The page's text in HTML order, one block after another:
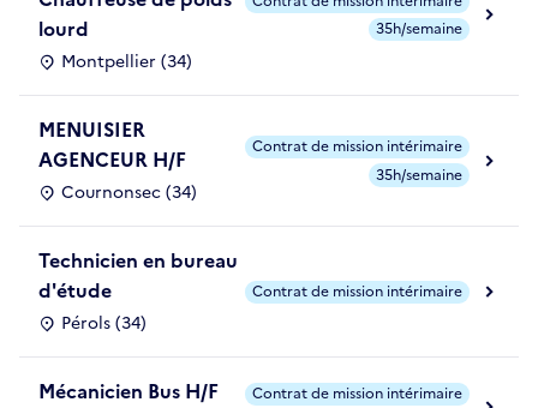
lourd
Montpellier (34)
35h/semaine
MENUISIER
AGENCEUR H/F
Cournonsec (34)
Contrat de mission intérimaire
35h/semaine
Technicien en bureau
d'étude
Pérols (34)
Contrat de mission intérimaire
Mécanicien Bus H/F
Contrat de mission intérimaire